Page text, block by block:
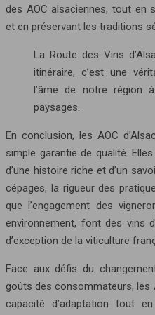
des AOC alsaciennes, tout en
et en préservant les traditions
La Route des Vins
itinéraire, c’est une
l’âme de notre région
paysages.
En conclusion, les AOC
simple garantie de qualité.
d’une histoire riche et d’un
cépages, la rigueur des
que l’engagement des
environnement, font des vins
d’exception de la viticulture
Face aux défis du
goûts des consommateurs, les
capacité d’adaptation tout